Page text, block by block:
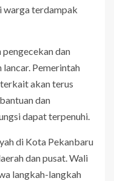
warga terdampak
dan
Pemerintah
akan terus
dan
dapat terpenuhi.
di Kota Pekanbaru
dan pusat. Wali
langkah-langkah